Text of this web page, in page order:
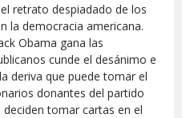
retrato despiadado de los
la democracia americana.
Obama gana las
cunde el desánimo e
deriva que puede tomar el
donantes del partido
tomar cartas en el